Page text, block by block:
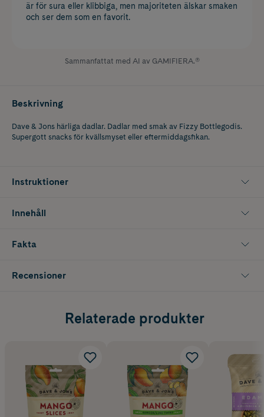
är för sura eller klibbiga, men majoriteten älskar smaken
och ser dem som en favorit.
Sammanfattat med AI av GAMIFIERA.®
Beskrivning
Dave & Jons härliga dadlar. Dadlar med smak av Fizzy Bottlegodis.
Supergott snacks för kvällsmyset eller eftermiddagsfikan.
Instruktioner
Innehåll
Fakta
Recensioner
Relaterade produkter